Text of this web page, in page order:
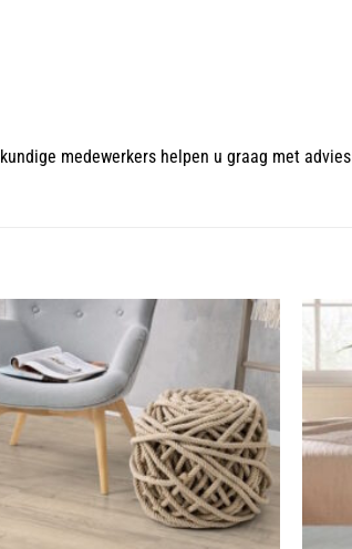
medewerkers helpen u graag met advies
Toevoegen
aan
wenslijst